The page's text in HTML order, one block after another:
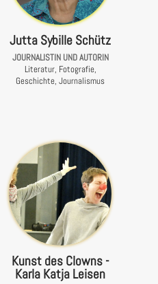
Jutta Sybille Schütz
JOURNALISTIN UND AUTORIN
Literatur, Fotografie,
Geschichte, Journalismus
Kunst des Clowns -
Karla Katja Leisen